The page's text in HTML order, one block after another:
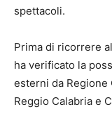
spettacoli.
Prima di ricorrere
ha verificato la
esterni da Regione
Reggio Calabria e